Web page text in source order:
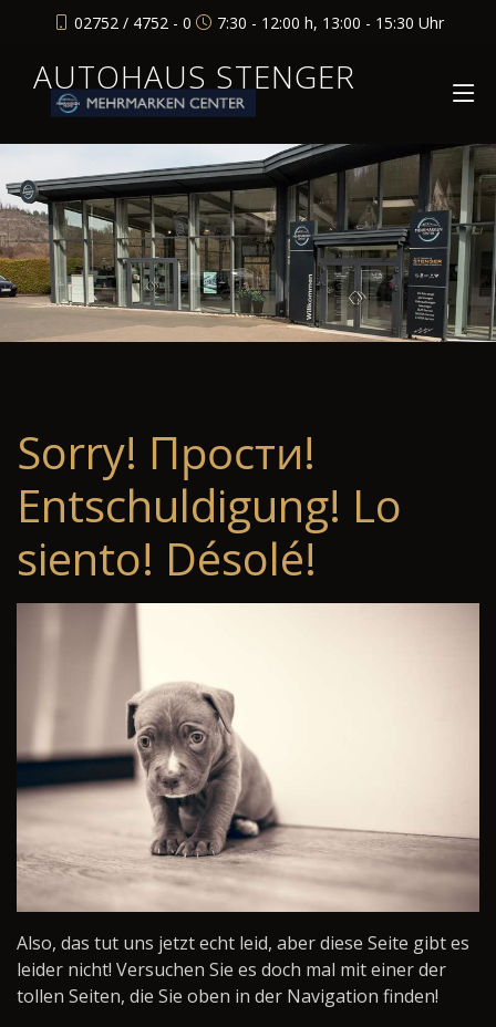
02752 / 4752 - 0 7:30 - 12:00 h, 13:00 - 15:30 Uhr
AUTOHAUS STENGER
Sorry! Прости!
Entschuldigung! Lo
siento! Désolé!
Also, das tut uns jetzt echt leid, aber diese Seite gibt es
leider nicht! Versuchen Sie es doch mal mit einer der
tollen Seiten, die Sie oben in der Navigation finden!